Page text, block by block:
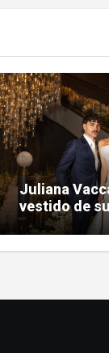
Juliana
vestido de
su boda con
Prado